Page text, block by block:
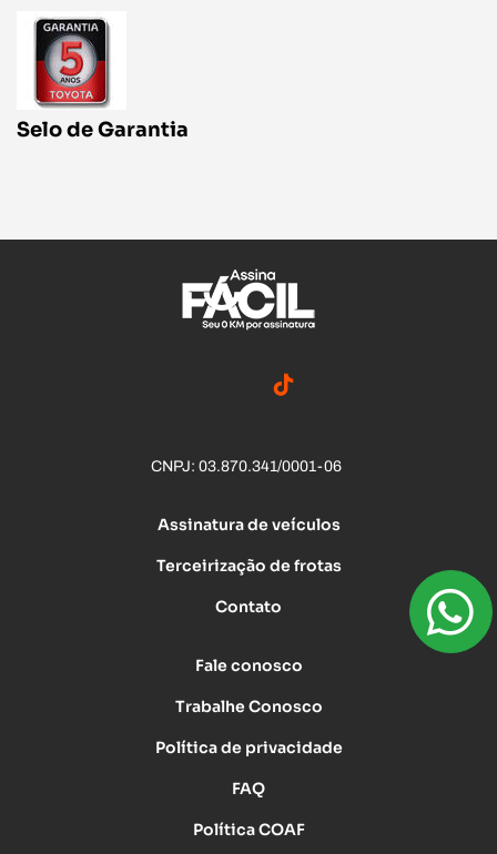
Selo de Garantia
CNPJ: 03.870.341/0001-06
Assinatura de veículos
Terceirização de frotas
Contato
Fale conosco
Trabalhe Conosco
Política de privacidade
FAQ
Política COAF